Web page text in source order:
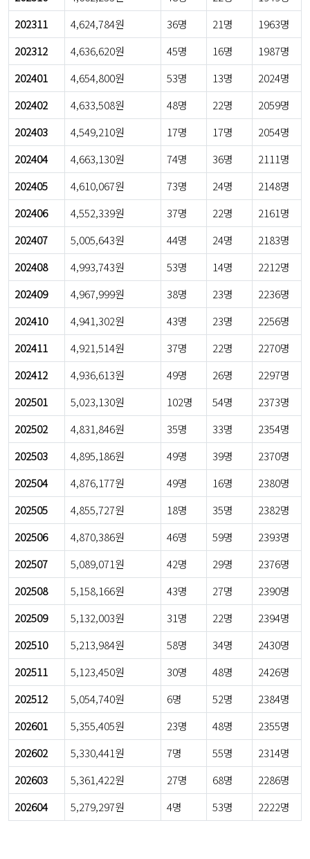
202311
4,624,784원 36명 21명
1963명
202312
4,636,620원 45명 16명
1987명
202401
4,654,800원 53명 13명
2024명
202402
4,633,508원 48명 22명
2059명
202403
4,549,210원 17명 17명
2054명
202404
4,663,130원 74명 36명
2111명
202405
4,610,067원 73명 24명
2148명
202406
4,552,339원 37명 22명
2161명
202407
5,005,643원 44명 24명
2183명
202408
4,993,743원 53명 14명
2212명
202409
4,967,999원 38명 23명
2236명
202410
4,941,302원 43명 23명
2256명
202411
4,921,514원 37명 22명
2270명
202412
4,936,613원 49명 26명
2297명
202501
5,023,130원 102명 54명
2373명
202502
4,831,846원 35명 33명
2354명
202503
4,895,186원 49명 39명
2370명
202504
4,876,177원 49명 16명
2380명
202505
4,855,727원 18명 35명
2382명
202506
4,870,386원 46명 59명
2393명
202507
5,089,071원 42명 29명
2376명
202508
5,158,166원 43명 27명
2390명
202509
5,132,003원 31명 22명
2394명
202510
5,213,984원 58명 34명
2430명
202511
5,123,450원 30명 48명
2426명
202512
5,054,740원 6명 52명
2384명
202601
5,355,405원 23명 48명
2355명
202602
5,330,441원 7명 55명
2314명
202603
5,361,422원 27명 68명
2286명
202604
5,279,297원 4명 53명 2222명